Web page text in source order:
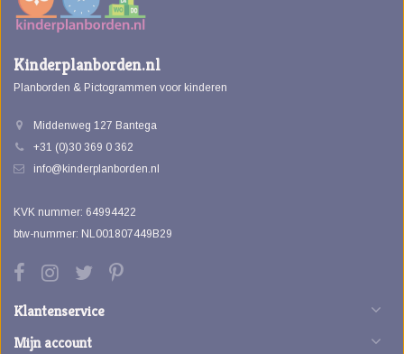
Kinderplanborden.nl
Planborden & Pictogrammen voor kinderen
Middenweg 127 Bantega
+31 (0)30 369 0 362
info@kinderplanborden.nl
KVK nummer: 64994422
btw-nummer: NL001807449B29
Klantenservice
Mijn account